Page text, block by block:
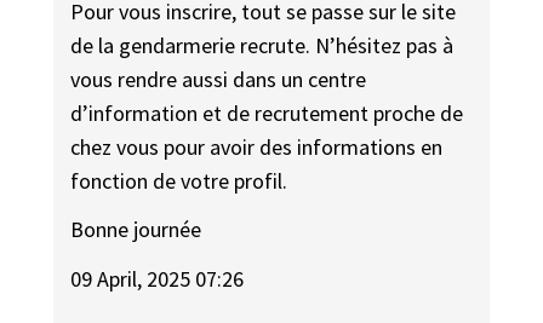
Pour vous inscrire, tout se passe sur le site
de la gendarmerie recrute. N’hésitez pas à
vous rendre aussi dans un centre
d’information et de recrutement proche de
chez vous pour avoir des informations en
fonction de votre profil.
Bonne journée
09 April, 2025 07:26